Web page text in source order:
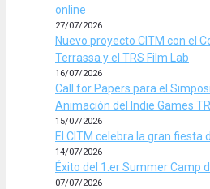
online
27/07/2026
Nuevo proyecto CITM con el
Terrassa y el TRS Film Lab
16/07/2026
Call for Papers para el
Animación del Indie Games
15/07/2026
El CITM celebra la gran fiesta
14/07/2026
Éxito del 1.er Summer Camp
07/07/2026